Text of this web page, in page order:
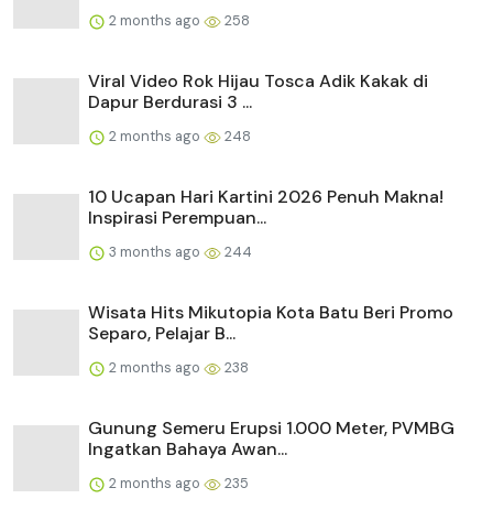
2 months ago 258
Viral Video Rok Hijau Tosca Adik Kakak di
Dapur Berdurasi 3 ...
2 months ago 248
10 Ucapan Hari Kartini 2026 Penuh Makna!
Inspirasi Perempuan...
3 months ago 244
Wisata Hits Mikutopia Kota Batu Beri Promo
Separo, Pelajar B...
2 months ago 238
Gunung Semeru Erupsi 1.000 Meter, PVMBG
Ingatkan Bahaya Awan...
2 months ago 235